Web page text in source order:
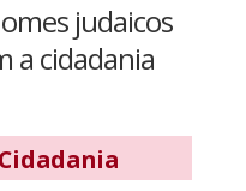
judaicos
a cidadania